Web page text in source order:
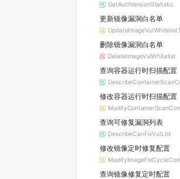
GetAuthVersionStatistic
更新镜像漏洞白名单
删除镜像漏洞白名单
DeleteImageVulWhitelist
查询容器运行时扫描配置
修改容器运行时扫描配置
查询可修复漏洞列表
DescribeCanFixVulList
修改镜像定时修复配置
查询镜像修复定时配置